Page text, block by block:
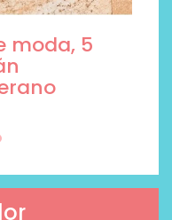
moda, 5